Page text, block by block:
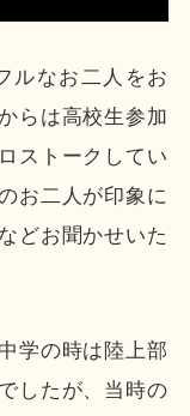
なお二人をお
らは高校生参加
ストークしてい
お二人が印象に
どお聞かせいた
学の時は陸上部
したが、当時の